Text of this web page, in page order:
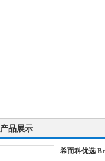
产品展示
希而科优选